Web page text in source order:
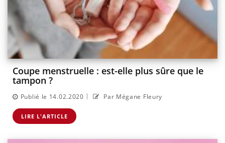
Coupe menstruelle : est-elle plus sûre que le
tampon ?
Publié le 14.02.2020 | Par Mégane Fleury
LIRE L'ARTICLE